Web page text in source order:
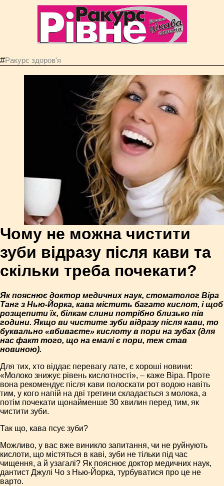
#Ракурс здоров'я
Чому не можна чистити
зуби відразу після кави та
скільки треба почекати?
Як пояснює доктор медичних наук, стоматолог Віра
Танг з Нью-Йорка, кава містить багато кислот, і щоб
розщепити їх, білкам слини потрібно близько пів
години. Якщо ви чистите зуби відразу після кави, то
буквально «вбиваєте» кислоту в пори на зубах (для
нас факт того, що на емалі є пори, теж став
новиною).
Для тих, хто віддає перевагу лате, є хороші новини:
«Молоко знижує рівень кислотності», – каже Віра. Проте
вона рекомендує після кави полоскати рот водою навіть
тим, у кого напій на дві третини складається з молока, а
потім почекати щонайменше 30 хвилин перед тим, як
чистити зуби.
Так що, кава псує зуби?
Можливо, у вас вже виникло запитання, чи не руйнують
кислоти, що містяться в каві, зуби не тільки під час
чищення, а й узагалі? Як пояснює доктор медичних наук,
дантист Джулі Чо з Нью-Йорка, турбуватися про це не
варто.